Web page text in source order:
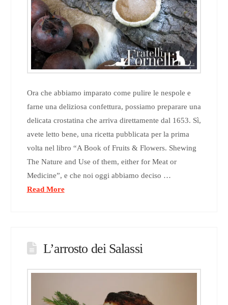
Ora che abbiamo imparato come pulire le nespole e
farne una deliziosa confettura, possiamo preparare una
delicata crostatina che arriva direttamente dal 1653. Sì,
avete letto bene, una ricetta pubblicata per la prima
volta nel libro “A Book of Fruits & Flowers. Shewing
The Nature and Use of them, either for Meat or
Medicine”, e che noi oggi abbiamo deciso …
Read More
L’arrosto dei Salassi